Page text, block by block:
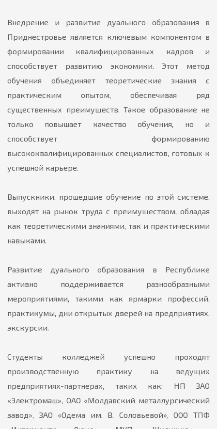
Внедрение и развитие дуального образования в
Приднестровье является ключевым компонентом в
формировании квалифицированных кадров и
способствует развитию экономики. Этот метод
обучения объединяет теоретические знания с
практическим опытом, обеспечивая ряд
существенных преимуществ. Такое образование не
только повышает качество обучения, но и
способствует формированию
высококвалифицированных специалистов, готовых к
успешной карьере.
Выпускники, прошедшие обучение по этой системе,
выходят на рынок труда с преимуществом, обладая
как теоретическими знаниями, так и практическими
навыками.
Развитие дуального образования в Республике
активно поддерживается разнообразными
мероприятиями, такими как ярмарки профессий,
практикумы, дни открытых дверей на предприятиях,
экскурсии.
Студенты колледжей успешно проходят
производственную практику на ведущих
предприятиях-партнерах, таких как: НП ЗАО
«Электромаш», ОАО «Молдавский металлургический
завод», ЗАО «Одема им. В. Соловьевой», ООО ТПФ